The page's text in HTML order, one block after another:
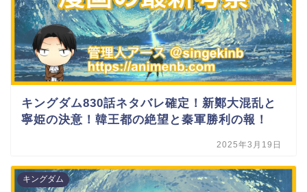
キングダム830話ネタバレ確定！新鄭大混乱と
寧姫の決意！韓王都の絶望と秦軍勝利の報！
2025年3月19日
キングダム